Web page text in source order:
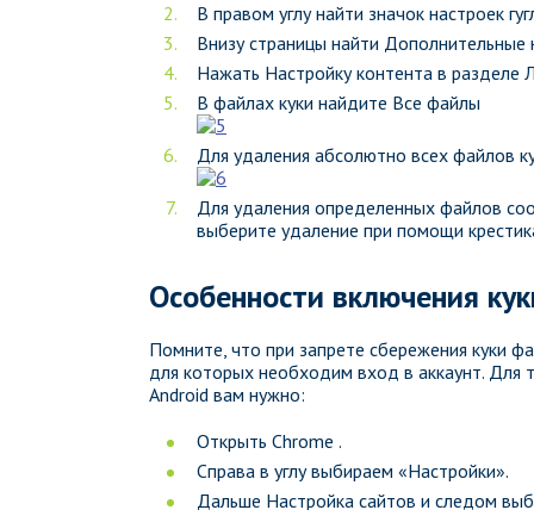
В правом углу найти значок настроек
Внизу страницы найти Дополнительные
Нажать Настройку контента в разделе
В файлах куки найдите Все файлы
Для удаления абсолютно всех файлов
Для удаления определенных файлов
выберите удаление при помощи
Особенности включения
Помните, что при запрете сбережения куки
для которых необходим вход в аккаунт. Для
Android вам нужно:
Открыть Chrome .
Справа в углу выбираем «Настройки».
Дальше Настройка сайтов и следом